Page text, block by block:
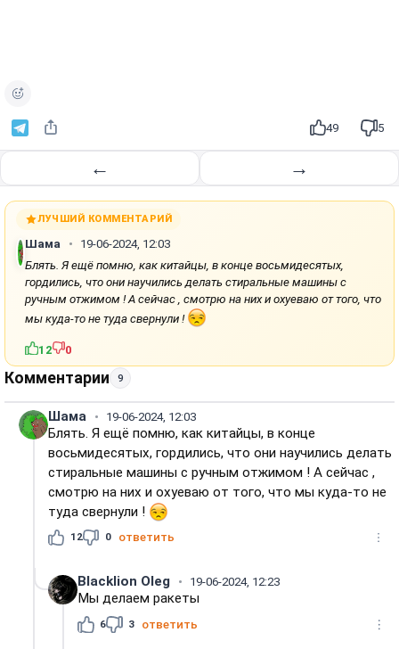
49 5
← →
ЛУЧШИЙ КОММЕНТАРИЙ
Шама
19-06-2024, 12:03
Блять. Я ещё помню, как китайцы, в конце восьмидесятых,
гордились, что они научились делать стиральные машины с
ручным отжимом ! А сейчас , смотрю на них и охуеваю от того, что
мы куда-то не туда свернули !
12 0
Комментарии 9
Шама 19-06-2024, 12:03
Блять. Я ещё помню, как китайцы, в конце
восьмидесятых, гордились, что они научились делать
стиральные машины с ручным отжимом ! А сейчас ,
смотрю на них и охуеваю от того, что мы куда-то не
туда свернули !
12 0 ответить
Blacklion Oleg 19-06-2024, 12:23
Мы делаем ракеты
6 3 ответить